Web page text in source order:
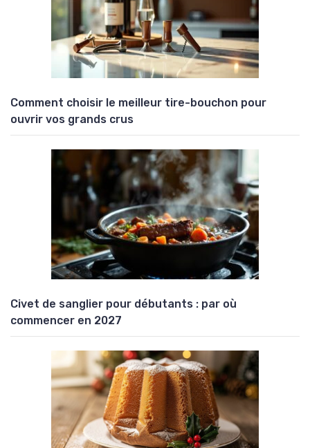
Comment choisir le meilleur tire-bouchon pour
ouvrir vos grands crus
Civet de sanglier pour débutants : par où
commencer en 2027